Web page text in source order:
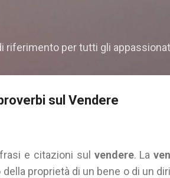
riferimento per tutti gli
sul Vendere
e citazioni sul vendere. La
proprietà di un bene o di un